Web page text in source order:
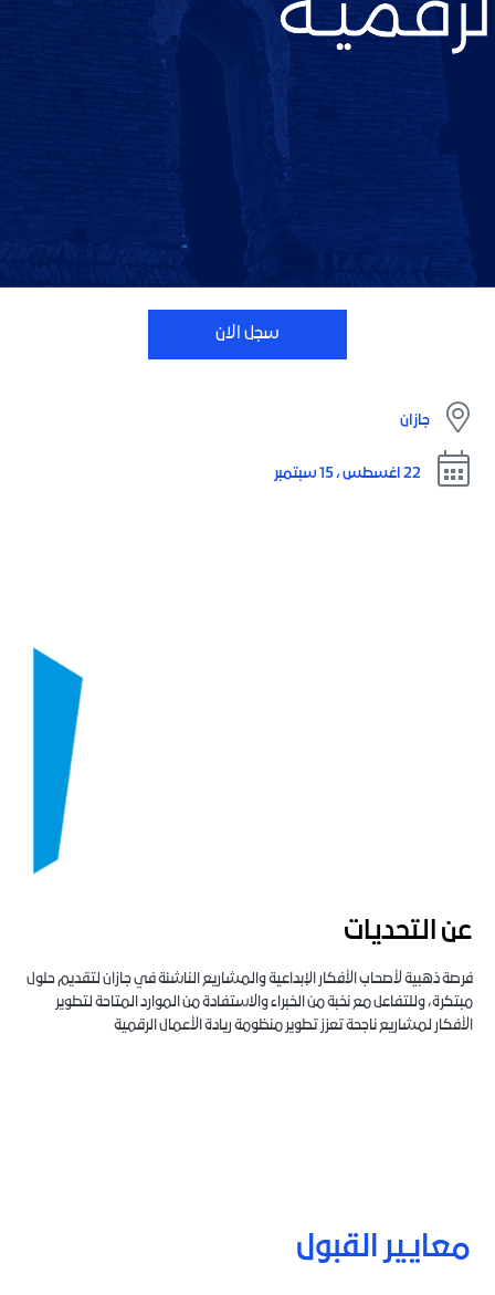
سجل الان
جازان
22 اغسطس ، 15 سبتمبر
عن التحديات
فرصة ذهبية لأصحاب الأفكار الإبداعية والمشاريع الناشئة في جازان لتقديم حلول
مبتكرة، وللتفاعل مع نخبة من الخبراء والاستفادة من الموارد المتاحة لتطوير
الأفكار لمشاريع ناجحة تعزز تطوير منظومة ريادة الأعمال الرقمية
معايير القبول